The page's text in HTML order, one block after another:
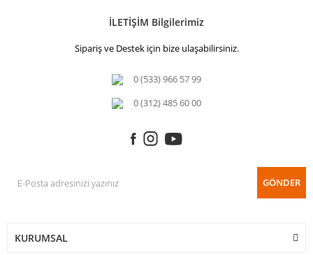
İLETİŞİM Bilgilerimiz
Sipariş ve Destek için bize ulaşabilirsiniz.
0 (533) 966 57 99
0 (312) 485 60 00
GÖNDER
KURUMSAL